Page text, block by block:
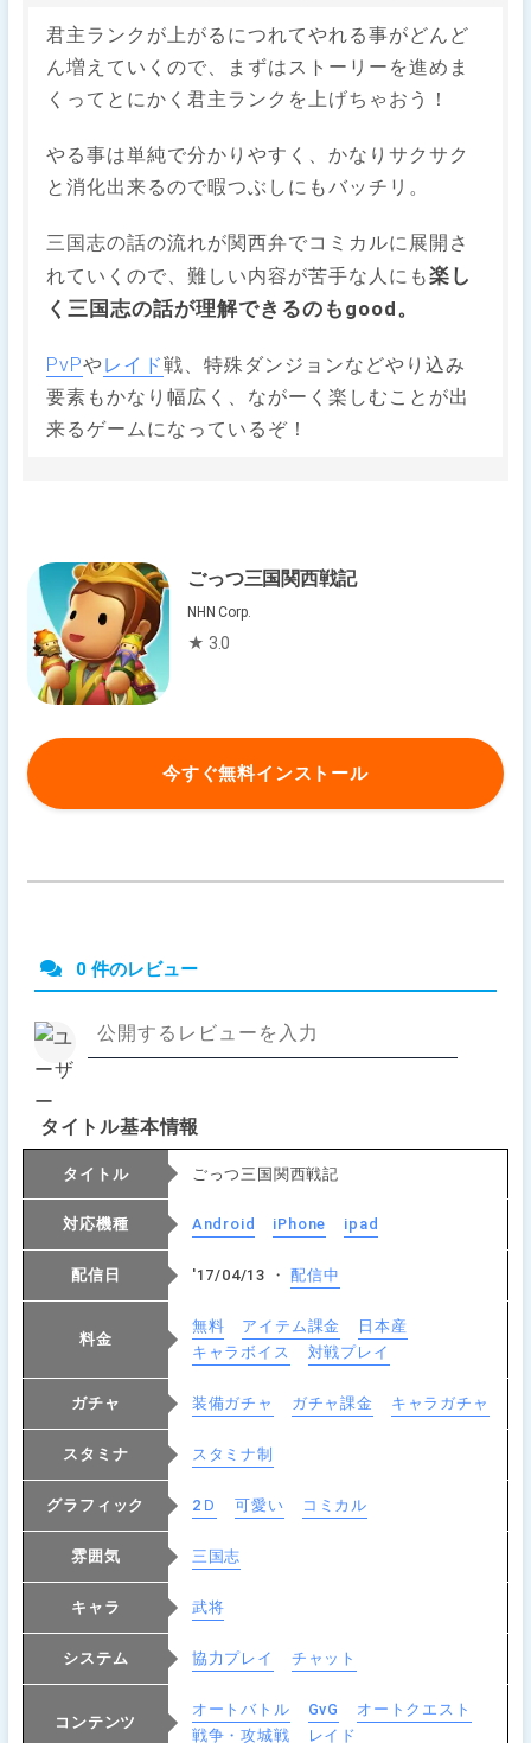
君主ランクが上がるにつれてやれる事がどんど
ん増えていくので、まずはストーリーを進めま
くってとにかく君主ランクを上げちゃおう！
やる事は単純で分かりやすく、かなりサクサク
と消化出来るので暇つぶしにもバッチリ。
三国志の話の流れが関西弁でコミカルに展開さ
れていくので、難しい内容が苦手な人にも楽し
く三国志の話が理解できるのもgood。
PvPやレイド戦、特殊ダンジョンなどやり込み
要素もかなり幅広く、ながーく楽しむことが出
来るゲームになっているぞ！
ごっつ三国関西戦記
NHN Corp.
★ 3.0
今すぐ無料インストール
0 件のレビュー
タイトル基本情報
タイトル ごっつ三国関西戦記
対応機種 Android iPhone ipad
配信日 '17/04/13 ・配信中
料金
無料 アイテム課金
日本産
キャラボイス
対戦プレイ
ガチャ 装備ガチャ ガチャ課金 キャラガチャ
スタミナ スタミナ制
グラフィック 2Ｄ 可愛い コミカル
雰囲気 三国志
キャラ 武将
システム 協力プレイ チャット
コンテンツ
オートバトル GvG
オートクエスト
戦争・攻城戦
レイド